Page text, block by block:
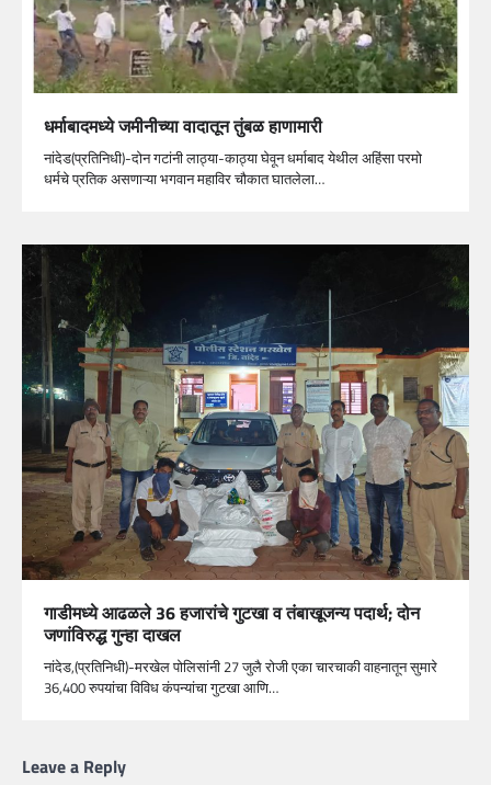
धर्माबादमध्ये जमीनीच्या वादातून तुंबळ हाणामारी
नांदेड(प्रतिनिधी)-दोन गटांनी लाठ्या-काठ्या घेवून धर्माबाद येथील अहिंसा परमो
धर्मचे प्रतिक असणाऱ्या भगवान महाविर चौकात घातलेला…
गाडीमध्ये आढळले 36 हजारांचे गुटखा व तंबाखूजन्य पदार्थ; दोन
जणांविरुद्ध गुन्हा दाखल
नांदेड,(प्रतिनिधी)-मरखेल पोलिसांनी 27 जुलै रोजी एका चारचाकी वाहनातून सुमारे
36,400 रुपयांचा विविध कंपन्यांचा गुटखा आणि…
Leave a Reply